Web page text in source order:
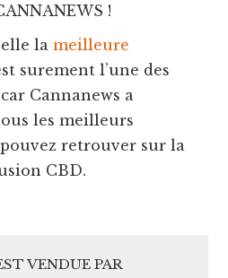
!
elle lameilleure
surement l’une des
Cannanews a
les meilleurs
retrouver sur la
CBD.
VENDUE PAR